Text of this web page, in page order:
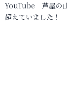
YouTube 芦屋の
超えていました！